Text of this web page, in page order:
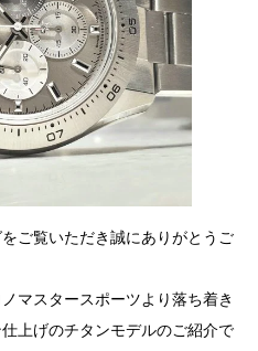
ご覧いただき誠にありがとうご
マスタースポーツより落ち着き
上げのチタンモデルのご紹介で